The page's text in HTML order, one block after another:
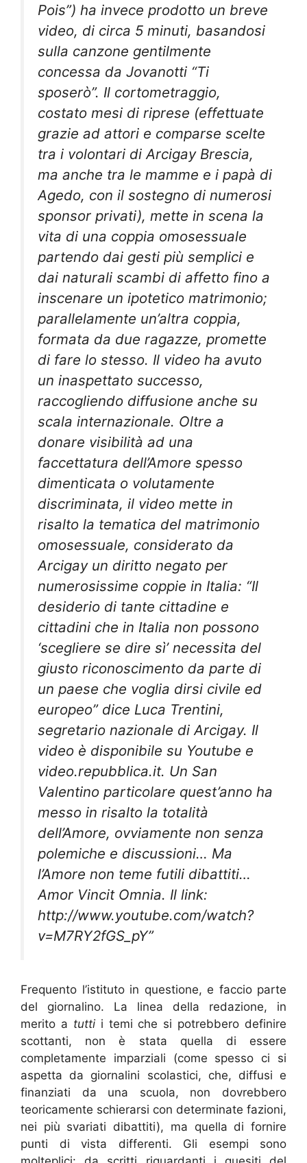
Pois”) ha invece prodotto un breve
video, di circa 5 minuti, basandosi
sulla canzone gentilmente
concessa da Jovanotti “Ti
sposerò”. Il cortometraggio,
costato mesi di riprese (effettuate
grazie ad attori e comparse scelte
tra i volontari di Arcigay Brescia,
ma anche tra le mamme e i papà di
Agedo, con il sostegno di numerosi
sponsor privati), mette in scena la
vita di una coppia omosessuale
partendo dai gesti più semplici e
dai naturali scambi di affetto fino a
inscenare un ipotetico matrimonio;
parallelamente un’altra coppia,
formata da due ragazze, promette
di fare lo stesso. Il video ha avuto
un inaspettato successo,
raccogliendo diffusione anche su
scala internazionale. Oltre a
donare visibilità ad una
faccettatura dell’Amore spesso
dimenticata o volutamente
discriminata, il video mette in
risalto la tematica del matrimonio
omosessuale, considerato da
Arcigay un diritto negato per
numerosissime coppie in Italia: “Il
desiderio di tante cittadine e
cittadini che in Italia non possono
‘scegliere se dire sì’ necessita del
giusto riconoscimento da parte di
un paese che voglia dirsi civile ed
europeo” dice Luca Trentini,
segretario nazionale di Arcigay. Il
video è disponibile su Youtube e
video.repubblica.it. Un San
Valentino particolare quest’anno ha
messo in risalto la totalità
dell’Amore, ovviamente non senza
polemiche e discussioni… Ma
l’Amore non teme futili dibattiti…
Amor Vincit Omnia. Il link:
http://www.youtube.com/watch?
v=M7RY2fGS_pY”
Frequento l’istituto in questione, e faccio parte
del giornalino. La linea della redazione, in
merito a tutti i temi che si potrebbero definire
scottanti, non è stata quella di essere
completamente imparziali (come spesso ci si
aspetta da giornalini scolastici, che, diffusi e
finanziati da una scuola, non dovrebbero
teoricamente schierarsi con determinate fazioni,
nei più svariati dibattiti), ma quella di fornire
punti di vista differenti. Gli esempi sono